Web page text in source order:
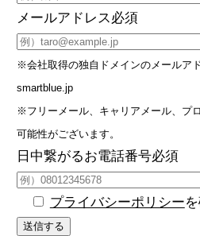
メールアドレス必須
※会社取得の独自ドメインのメールア
smartblue.jp
※フリーメール、キャリアメール、プ
可能性がございます。
日中繋がるお電話番号必須
プライバシーポリシー